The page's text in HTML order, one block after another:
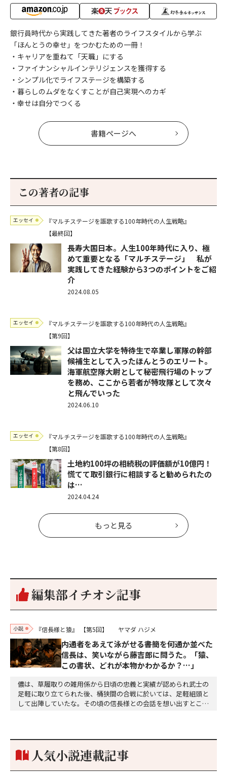
銀行員時代から実践してきた著者のライフスタイルから学ぶ
「ほんとうの幸せ」をつかむための一冊！
・キャリアを重ねて「天職」にする
・ファイナンシャルインテリジェンスを獲得する
・シンプル化でライフステージを構築する
・暮らしのムダをなくすことが自己実現へのカギ
・幸せは自分でつくる
書籍ページへ
この著者の記事
エッセイ
『マルチステージを謳歌する100年時代の人生戦略』
【最終回】
長寿大国日本。人生100年時代に入り、極
めて重要となる「マルチステージ」 私が
実践してきた経験から3つのポイントをご紹
介
2024.08.05
エッセイ
『マルチステージを謳歌する100年時代の人生戦略』
【第9回】
父は国立大学を特待生で卒業し軍隊の幹部
候補生として入ったほんとうのエリート。
海軍航空隊大尉として秘密飛行場のトップ
を務め、ここから若者が特攻隊として次々
と飛んでいった
2024.06.10
エッセイ
『マルチステージを謳歌する100年時代の人生戦略』
【第8回】
土地約100坪の相続税の評価額が10億円！
慌てて取引銀行に相談すると勧められたの
は…
2024.04.24
もっと見る
編集部イチオシ記事
小説 『信長様と猿』 【第5回】 ヤマダ ハジメ
内通者をあえて泳がせる――書簡を何通か並べた
信長は、笑いながら藤吉郎に問うた。「猿、
この書状、どれが本物かわかるか？…」
儂は、草履取りの雑用係から日頃の忠義と実績が認められ武士の
足軽に取り立てられた後、桶狭間の合戦に於いては、足軽組頭と
して出陣していたな。その頃の信長様との会話を想い出すとこん
り。どうして勝てたのか、未だにわかりません。…
人気小説連載記事